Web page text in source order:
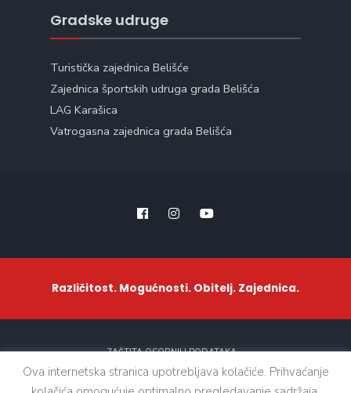
Gradske udruge
Turistička zajednica Belišće
Zajednica športskih udruga grada Belišća
LAG Karašica
Vatrogasna zajednica grada Belišća
Različitost. Mogućnosti. Obitelj. Zajednica.
ZAŠTITA OSOBNIH PODATAKA
Ova internetska stranica upotrebljava kolačiće. Prihvaćanje